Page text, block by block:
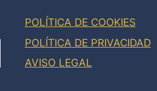
POLÍTICA DE COOKIES
POLÍTICA DE PRIVACIDAD
AVISO LEGAL